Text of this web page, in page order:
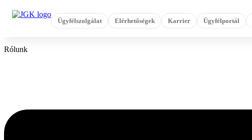
Ügyfélszolgálat Elérhetőségek Karrier Ügyfélportál
Rólunk